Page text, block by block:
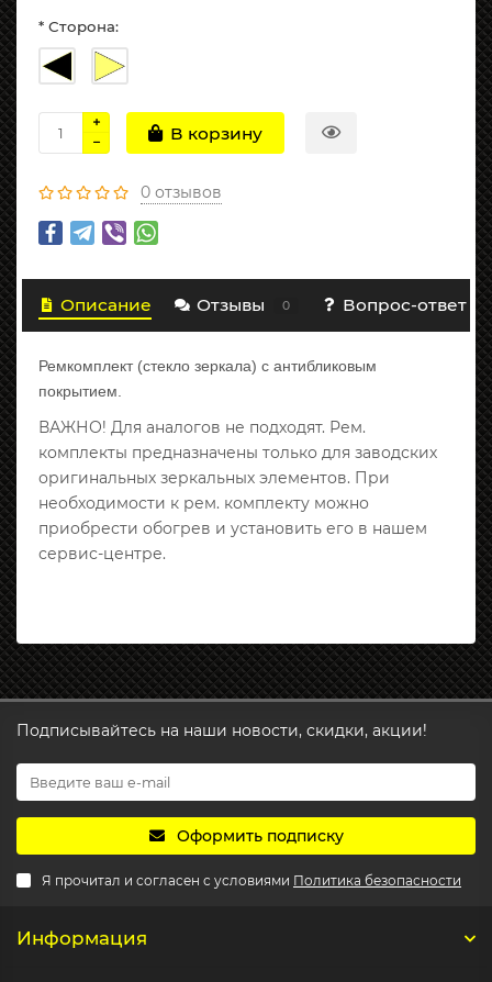
* Сторона:
В корзину
0 отзывов
Описание Отзывы 0 Вопрос-ответ 0
Ремкомплект (стекло зеркала) с антибликовым
покрытием.
ВАЖНО! Для аналогов не подходят. Рем.
комплекты предназначены только для заводских
оригинальных зеркальных элементов. При
необходимости к рем. комплекту можно
приобрести обогрев и установить его в нашем
сервис-центре.
Подписывайтесь на наши новости, скидки, акции!
Оформить подписку
Я прочитал и согласен с условиями Политика безопасности
Информация